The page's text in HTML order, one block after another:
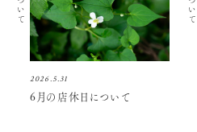
2026.5.31
6月の店休日について